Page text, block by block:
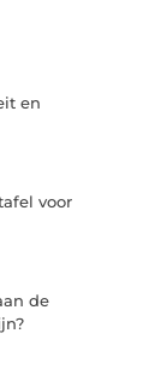
en
voor
de